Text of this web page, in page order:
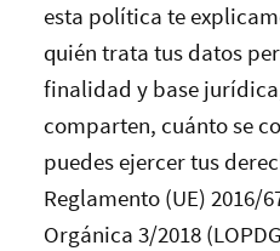
esta política te
quién trata tus datos
finalidad y base
comparten, cuánto se
puedes ejercer tus
Reglamento (UE) 2016/
Orgánica 3/2018